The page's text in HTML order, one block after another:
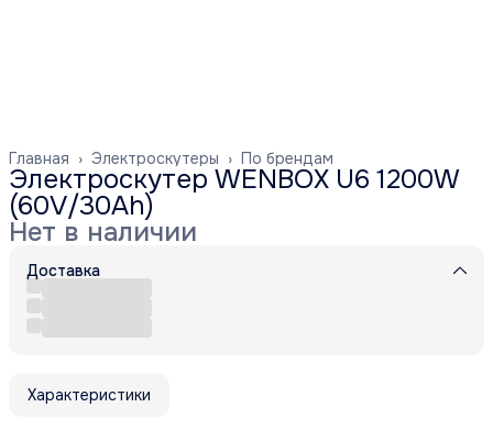
По брендам
Электроскутеры ›
Главная ›
Электроскутер WENBOX U6 1200W
(60V/30Ah)
Нет в наличии
Доставка
Характеристики